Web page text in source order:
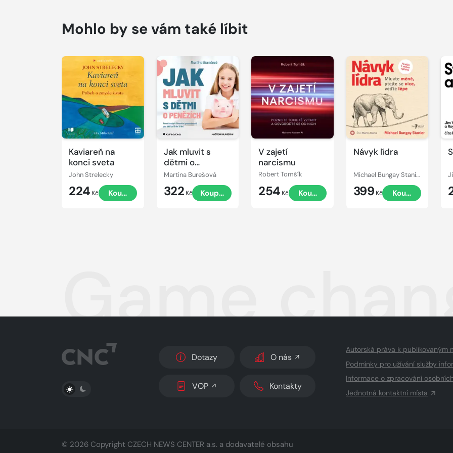
Mohlo by se vám také líbit
Kaviareň na
konci sveta
John Strelecky
224 Kč Koupit
Přehrát
ukázku
Jak mluvit s
dětmi o
penězích
Martina Burešová
322 Kč Koupit
Přehrát
ukázku
V zajetí
narcismu
Robert Tomšík
254 Kč Koupit
Přehrát
ukázku
Návyk lídra
Michael Bungay Stanier
399 Kč Koupit
Přehrát
ukázku
Game
PŘEPNOUT SVĚTLÝ/TMAVÝ REŽIM
Dotazy O nás
VOP Kontakty
Autorská práva k publikovaným
Podmínky pro užívání služby
Informace o zpracování
Jednotná kontaktní místa
© 2026 Copyright CZECH NEWS CENTER a.s. a dodavatelé obsahu